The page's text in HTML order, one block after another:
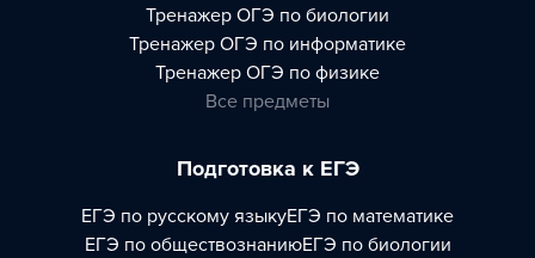
Тренажер ОГЭ по биологии
Тренажер ОГЭ по информатике
Тренажер ОГЭ по физике
Все предметы
Подготовка к ЕГЭ
ЕГЭ по русскому языкуЕГЭ по математике
ЕГЭ по обществознаниюЕГЭ по биологии